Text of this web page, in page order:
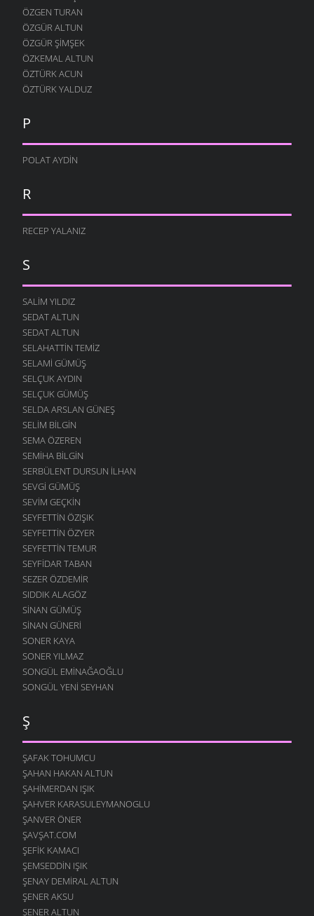
ÖZGEN TURAN
ÖZGÜR ALTUN
ÖZGÜR ŞIMŞEK
ÖZKEMAL ALTUN
ÖZTÜRK ACUN
ÖZTÜRK YALDUZ
P
POLAT AYDIN
R
RECEP YALANIZ
S
SALIM YILDIZ
SEDAT ALTUN
SEDAT ALTUN
SELAHATTIN TEMIZ
SELAMI GÜMÜŞ
SELÇUK AYDIN
SELÇUK GÜMÜŞ
SELDA ARSLAN GÜNEŞ
SELIM BILGIN
SEMA ÖZEREN
SEMIHA BILGIN
SERBÜLENT DURSUN İLHAN
SEVGI GÜMÜŞ
SEVIM GEÇKIN
SEYFETTIN ÖZIŞIK
SEYFETTIN ÖZYER
SEYFETTIN TEMUR
SEYFIDAR TABAN
SEZER ÖZDEMIR
SIDDIK ALAGÖZ
SINAN GÜMÜŞ
SINAN GÜNERI
SONER KAYA
SONER YILMAZ
SONGÜL EMINAĞAOĞLU
SONGÜL YENI SEYHAN
Ş
ŞAFAK TOHUMCU
ŞAHAN HAKAN ALTUN
ŞAHIMERDAN IŞIK
ŞAHVER KARASULEYMANOGLU
ŞANVER ÖNER
ŞAVŞAT.COM
ŞEFIK KAMACI
ŞEMSEDDIN IŞIK
ŞENAY DEMIRAL ALTUN
ŞENER AKSU
ŞENER ALTUN